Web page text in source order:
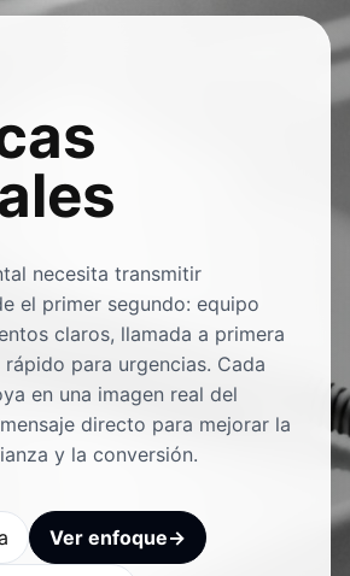
necesita transmitir
el primer segundo: equipo
claros, llamada a primera
para urgencias. Cada
en una imagen real del
directo para mejorar la
y la conversión.
Ver enfoque→